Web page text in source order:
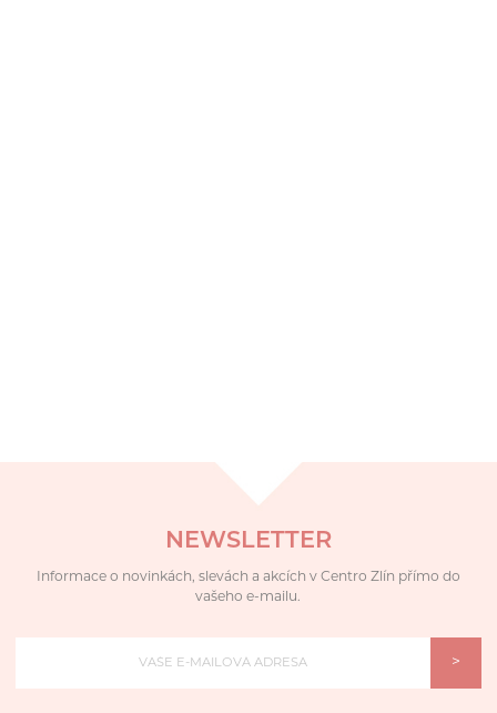
NEWSLETTER
Informace o novinkách, slevách a akcích v Centro Zlín přímo do
vašeho e-mailu.
>